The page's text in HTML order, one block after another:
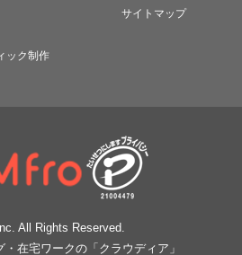
ック制作
サイトマップ
All Rights Reserved.
在宅ワークの「クラウディア」